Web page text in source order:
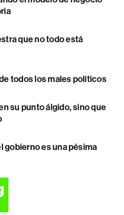
que no todo está
todos los males políticos
su punto álgido, sino que
gobierno es una pésima